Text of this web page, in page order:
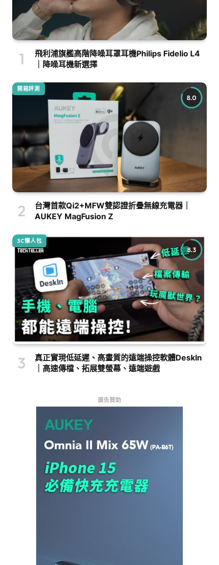
飛利浦旗艦高階降噪耳罩耳機Philips Fidelio L4
｜降噪耳機新選擇
8.0
開箱評測
台灣首款Qi2+MFW雙認證折疊無線充電器｜
AUKEY MagFusion Z
8.3
3C懶人包
真正實現低延遲、高畫質的遠端操控軟體DeskIn
｜高速傳檔、拓展雙螢幕、遠端遊戲
廣告贊助